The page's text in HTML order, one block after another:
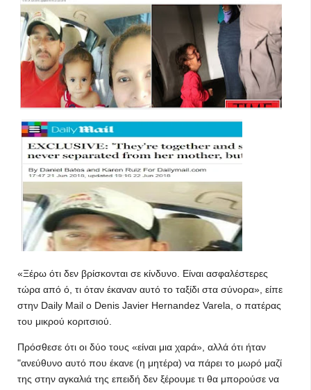
«Ξέρω ότι δεν βρίσκονται σε κίνδυνο. Είναι ασφαλέστερες
τώρα από ό, τι όταν έκαναν αυτό το ταξίδι στα σύνορα», είπε
στην Daily Mail ο Denis Javier Hernandez Varela, ο πατέρας
του μικρού κοριτσιού.
Πρόσθεσε ότι οι δύο τους «είναι μια χαρά», αλλά ότι ήταν
"ανεύθυνο αυτό που έκανε (η μητέρα) να πάρει το μωρό μαζί
της στην αγκαλιά της επειδή δεν ξέρουμε τι θα μπορούσε να